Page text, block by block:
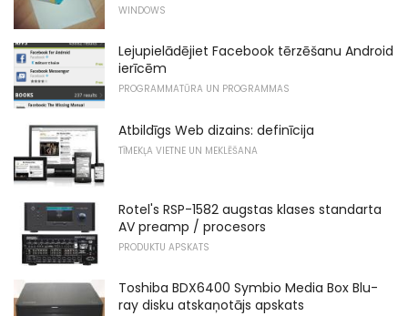
WINDOWS
Lejupielādējiet Facebook tērzēšanu Android
ierīcēm
PROGRAMMATŪRA UN PROGRAMMAS
Atbildīgs Web dizains: definīcija
TĪMEKĻA VIETNE UN MEKLĒŠANA
Rotel's RSP-1582 augstas klases standarta
AV preamp / procesors
PRODUKTU APSKATS
Toshiba BDX6400 Symbio Media Box Blu-
ray disku atskaņotājs apskats